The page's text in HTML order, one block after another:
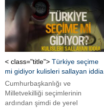
tüm yolcular gözaltına alındı
Münih maçından dönen
taraftarların yer aldığı İsviçre
Demiryolları’na ait trende Bonn
şehrinde yaşayan 19 yaşındaki
bir genç kıza Baden-
Württemberg istikametinde
tecavüz edildiği öne sürüldü.
Genç kızın polisi...
< class="title"> Türkiye seçime
mi gidiyor kulisleri sallayan iddia
Cumhurbaşkanlığı ve
Milletvekilliği seçimlerinin
ardından şimdi de yerel